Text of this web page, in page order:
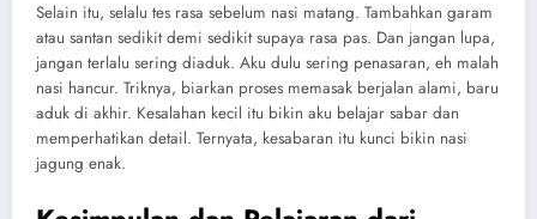
Selain itu, selalu tes rasa sebelum nasi matang. Tambahkan garam
atau santan sedikit demi sedikit supaya rasa pas. Dan jangan lupa,
jangan terlalu sering diaduk. Aku dulu sering penasaran, eh malah
nasi hancur. Triknya, biarkan proses memasak berjalan alami, baru
aduk di akhir. Kesalahan kecil itu bikin aku belajar sabar dan
memperhatikan detail. Ternyata, kesabaran itu kunci bikin nasi
jagung enak.